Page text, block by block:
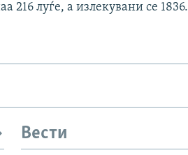
216 луѓе, а излекувани се 1836.
Вести